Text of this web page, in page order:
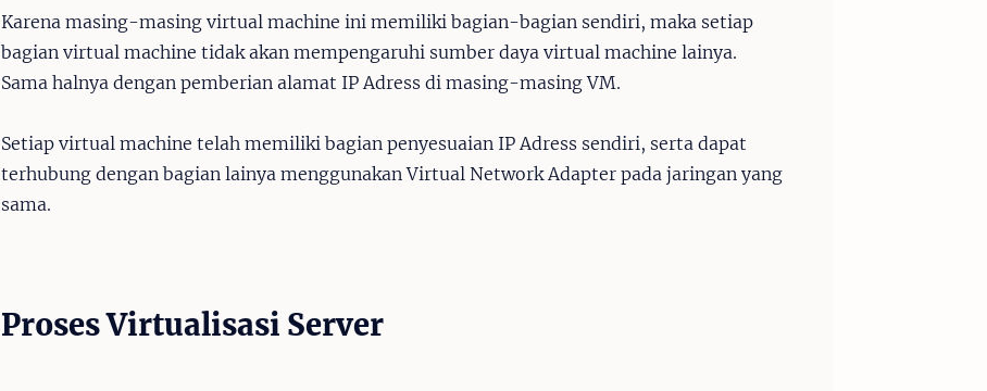
Karena masing-masing virtual machine ini memiliki bagian-bagian sendiri, maka setiap
bagian virtual machine tidak akan mempengaruhi sumber daya virtual machine lainya.
Sama halnya dengan pemberian alamat IP Adress di masing-masing VM.
Setiap virtual machine telah memiliki bagian penyesuaian IP Adress sendiri, serta dapat
terhubung dengan bagian lainya menggunakan Virtual Network Adapter pada jaringan yang
sama.
Proses Virtualisasi Server